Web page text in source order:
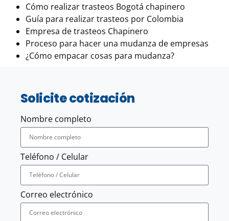
Cómo realizar trasteos Bogotá chapinero
Guía para realizar trasteos por Colombia
Empresa de trasteos Chapinero
Proceso para hacer una mudanza de empresas
¿Cómo empacar cosas para mudanza?
Solicite cotización
Nombre completo
Teléfono / Celular
Correo electrónico